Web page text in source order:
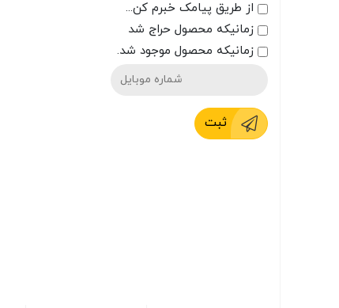
از طریق پیامک خبرم کن...
زمانیکه محصول حراج شد
زمانیکه محصول موجود شد.
ثبت